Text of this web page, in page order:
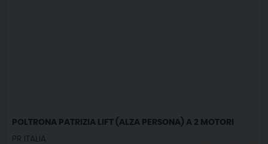
POLTRONA PATRIZIA LIFT (ALZA PERSONA) A 2 MOTORI
PR ITALIA